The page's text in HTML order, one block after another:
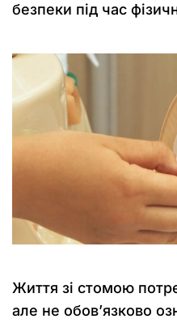
безпеки під час
Життя зі стомою
але не обов’язково